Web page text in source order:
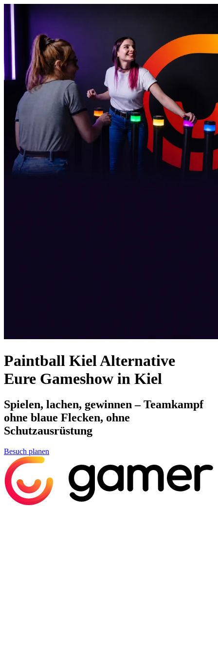
Paintball Kiel Alternative
Eure Gameshow in Kiel
Spielen, lachen, gewinnen – Teamkampf
ohne blaue Flecken, ohne
Schutzausrüstung
Besuch planen